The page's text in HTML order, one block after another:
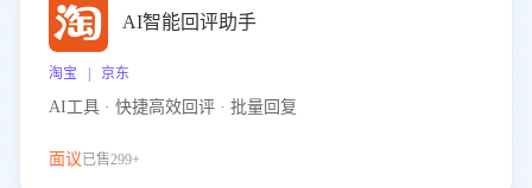
AI智能回评助手
淘宝 | 京东
AI工具 · 快捷高效回评 · 批量回复
面议已售299+